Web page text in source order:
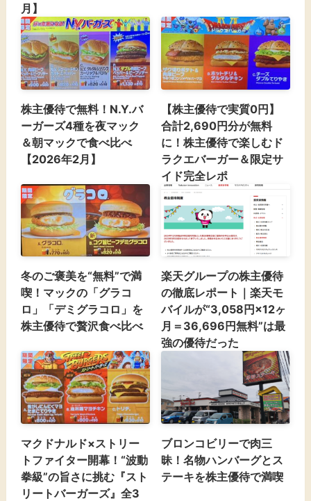
月】
株主優待で無料！N.Y.バ
ーガーズ4種を夜マック
＆朝マックで食べ比べ
【2026年2月】
【株主優待で実質0円】
合計2,690円分が無料
に！株主優待で楽しむド
ラクエバーガー＆限定サ
イド完全レポ
冬のご褒美を“無料”で満
喫！マックの「グラコ
ロ」「デミグラコロ」を
株主優待で贅沢食べ比べ
楽天グループの株主優待
の徹底レポート｜楽天モ
バイルが“3,058円×12ヶ
月＝36,696円無料”は最
強の優待だった
マクドナルド×ストリー
トファイター開幕！“波動
拳級”の旨さに挑む『スト
リートバーガーズ』全3
ブロンコビリーで肉三
昧！名物ハンバーグとス
テーキを株主優待で満喫